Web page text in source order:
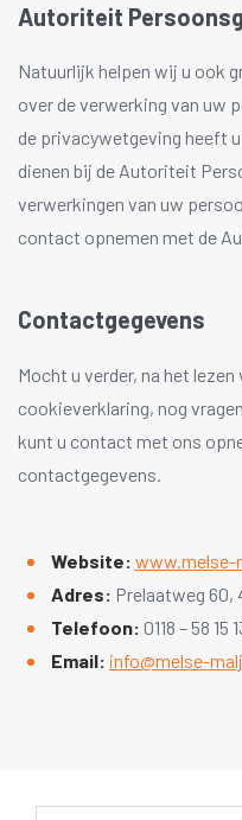
Autoriteit
Natuurlijk helpen wij u ook
over de verwerking van uw
de privacywetgeving heeft
dienen bij de Autoriteit
verwerkingen van uw
contact opnemen met de
Contactgegevens
Mocht u verder, na het
cookieverklaring, nog
kunt u contact met ons
contactgegevens.
Website: www.melse-
Adres: Prelaatweg 60,
Telefoon: 0118 – 58 15
Email: info@melse-